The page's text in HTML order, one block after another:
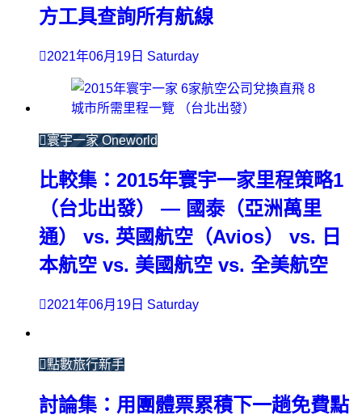
方工具查詢所有航線
2021年06月19日 Saturday
寰宇一家 Oneworld
比較集：2015年寰宇一家里程策略1
（台北出發） — 國泰（亞洲萬里
通） vs. 英國航空（Avios） vs. 日
本航空 vs. 美國航空 vs. 全美航空
2021年06月19日 Saturday
點數旅行新手
討論集：用團體票累積下一趟免費點